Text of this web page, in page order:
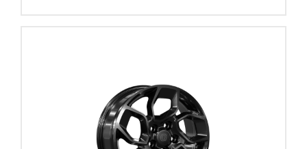
GSH11
Black Glossy
16″